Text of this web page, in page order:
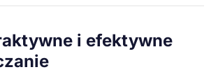
i efektywne